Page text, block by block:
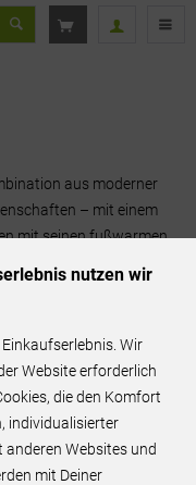
aus moderner
– mit einem
mit seinen fußwarmen,...
nutzen wir
Wir
Website erforderlich
die den Komfort
individualisierter
Websites und
mit Deiner